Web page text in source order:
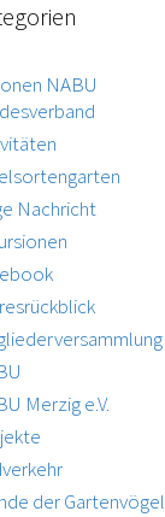
NABU
Nachricht
Merzig e.V.
der Gartenvögel